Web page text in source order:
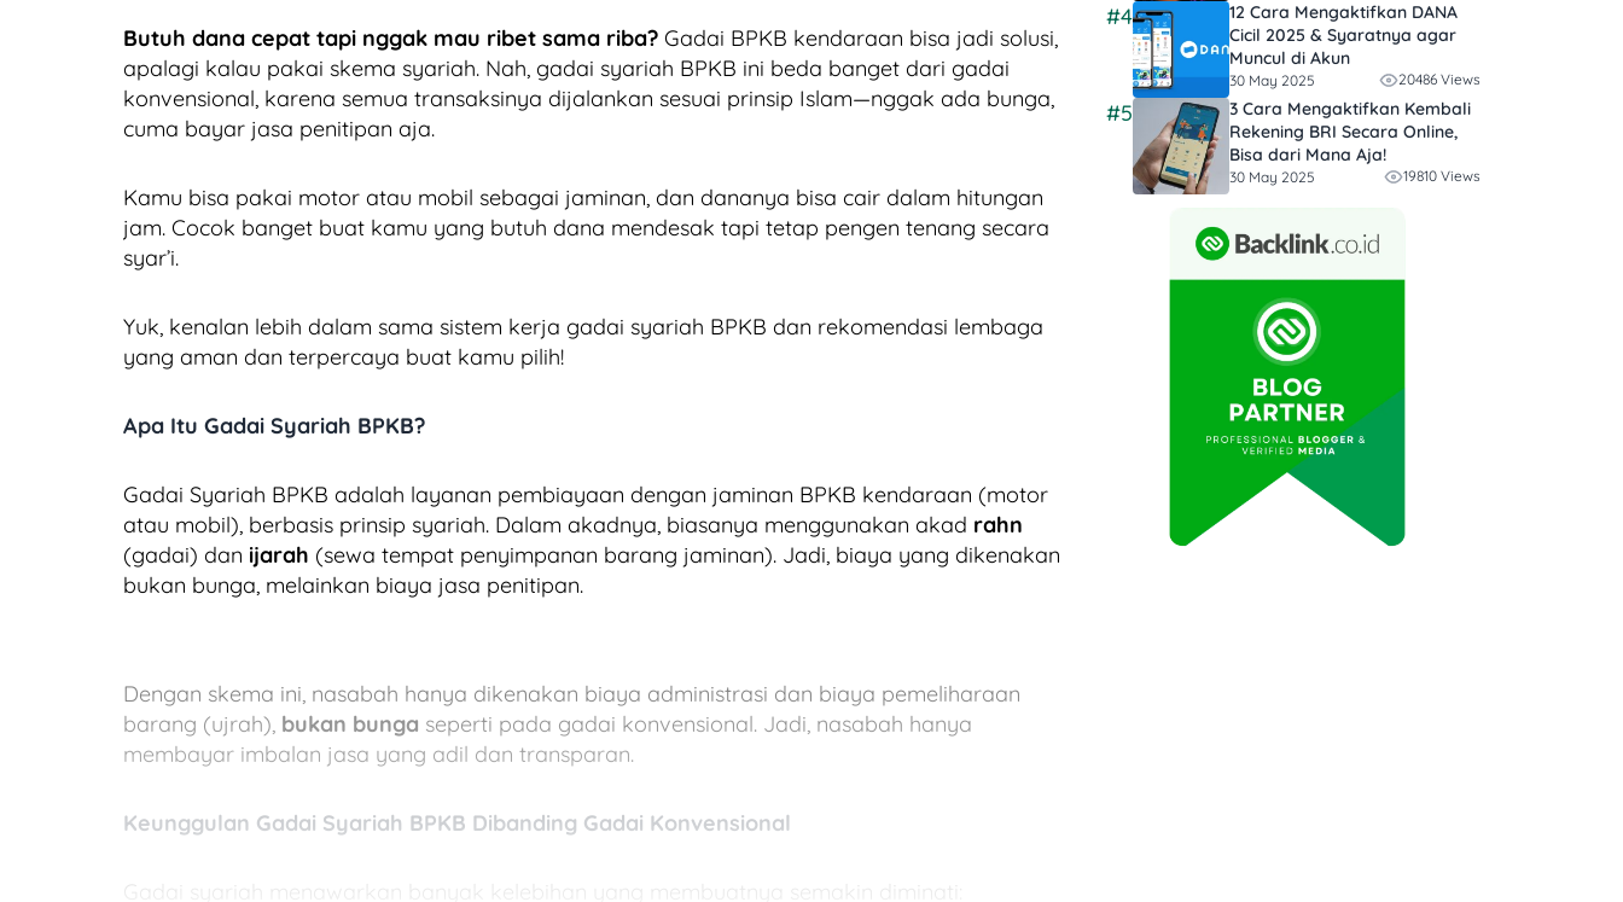
Butuh dana cepat tapi nggak mau ribet sama riba? Gadai BPKB kendaraan bisa jadi solusi,
apalagi kalau pakai skema syariah. Nah, gadai syariah BPKB ini beda banget dari gadai
konvensional, karena semua transaksinya dijalankan sesuai prinsip Islam—nggak ada bunga,
cuma bayar jasa penitipan aja.
Kamu bisa pakai motor atau mobil sebagai jaminan, dan dananya bisa cair dalam hitungan
jam. Cocok banget buat kamu yang butuh dana mendesak tapi tetap pengen tenang secara
syar’i.
Yuk, kenalan lebih dalam sama sistem kerja gadai syariah BPKB dan rekomendasi lembaga
yang aman dan terpercaya buat kamu pilih!
Apa Itu Gadai Syariah BPKB?
Gadai Syariah BPKB adalah layanan pembiayaan dengan jaminan BPKB kendaraan (motor
atau mobil), berbasis prinsip syariah. Dalam akadnya, biasanya menggunakan akad rahn
(gadai) dan ijarah (sewa tempat penyimpanan barang jaminan). Jadi, biaya yang dikenakan
bukan bunga, melainkan biaya jasa penitipan.
Dengan skema ini, nasabah hanya dikenakan biaya administrasi dan biaya pemeliharaan
barang (ujrah), bukan bunga seperti pada gadai konvensional. Jadi, nasabah hanya
membayar imbalan jasa yang adil dan transparan.
Keunggulan Gadai Syariah BPKB Dibanding Gadai Konvensional
#4
12 Cara Mengaktifkan DANA
Cicil 2025 & Syaratnya agar
Muncul di Akun
30 May 2025 20486 Views
#5
3 Cara Mengaktifkan Kembali
Rekening BRI Secara Online,
Bisa dari Mana Aja!
30 May 2025 19810 Views